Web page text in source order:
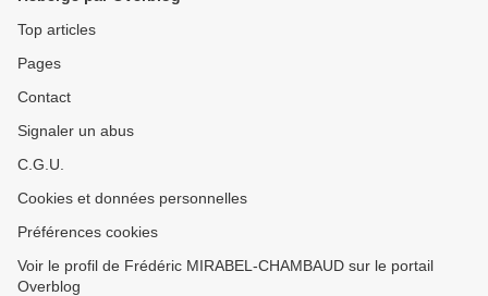
Top articles
Pages
Contact
Signaler un abus
C.G.U.
Cookies et données personnelles
Préférences cookies
Voir le profil de Frédéric MIRABEL-CHAMBAUD sur le portail
Overblog